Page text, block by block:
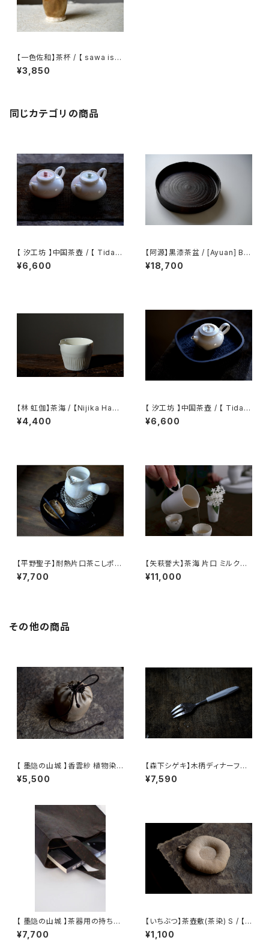
【一色佐和】茶杯 / 【 sawa iss
hiki 】Tea cup (145)
¥3,850
同じカテゴリの商品
【 汐工坊 】中国茶壺 / 【 Tidal
Atelier 】Chinese teapot
¥6,600
【阿源】黒漆茶盆 / [Ayuan] Bla
ck Lacquer Tea Tray
¥18,700
【林 虹伽】茶海 / 【Nijika Haya
shi 】tea pitcher
¥4,400
【 汐工坊 】中国茶壺 / 【 Tidal
Atelier 】Chinese teapot
¥6,600
【平野聖子】耐熱片口茶こしポッ
ト / 【Masako Hirano】Heat-r
esistant spout tea strainer
¥7,700
【矢萩誉大】茶海 片口 ミルクピ
ッチャー / 【Takahiro Yahagi】
Fair cup Katakuchi Milk pit
¥11,000
その他の商品
【 墨隐の山城 】香雲紗 植物染
仕覆 めカップ袋 【 Ink & Moun
tain Tea Atelier】Tea Cadd
¥5,500
【森下シゲキ】木柄ディナーフォ
ーク /【Shigeki Morishita】w
ooden-handle dinner fork
¥7,590
【 墨隐の山城 】茶器用の持ち手
袋(香雲紗)
¥7,700
【いちぶつ】茶壺敷(茶染) S / 【Ic
¥1,100